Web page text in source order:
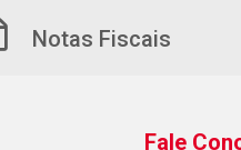
Notas Fiscais
Fale